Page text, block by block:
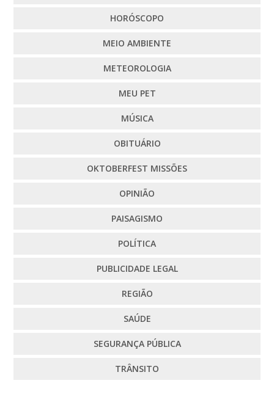
HORÓSCOPO
MEIO AMBIENTE
METEOROLOGIA
MEU PET
MÚSICA
OBITUÁRIO
OKTOBERFEST MISSÕES
OPINIÃO
PAISAGISMO
POLÍTICA
PUBLICIDADE LEGAL
REGIÃO
SAÚDE
SEGURANÇA PÚBLICA
TRÂNSITO